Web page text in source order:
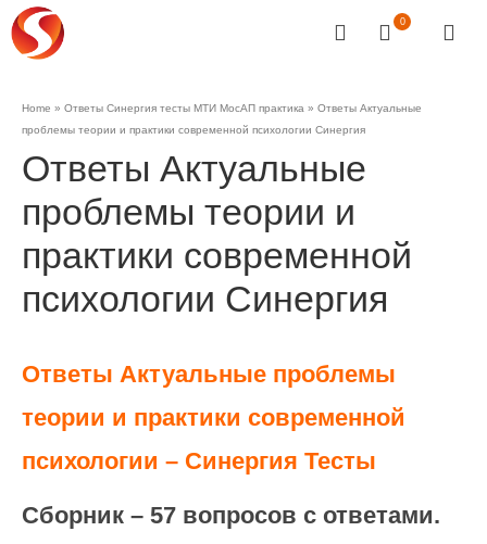
0
Home » Ответы Синергия тесты МТИ МосАП практика » Ответы Актуальные
проблемы теории и практики современной психологии Синергия
Ответы Актуальные
проблемы теории и
практики современной
психологии Синергия
Ответы Актуальные проблемы
теории и практики современной
психологии – Синергия Тесты
Сборник – 57 вопросов с ответами.